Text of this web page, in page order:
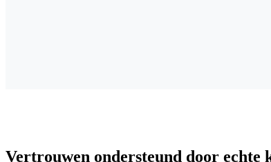
Vertrouwen ondersteund door echte